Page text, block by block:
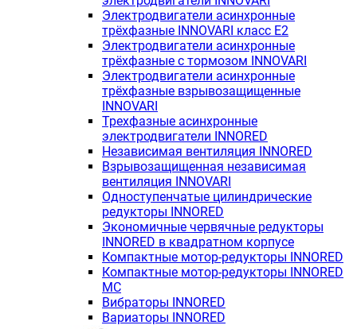
Электродвигатели асинхронные
трёхфазные INNOVARI класс E2
Электродвигатели асинхронные
трёхфазные с тормозом INNOVARI
Электродвигатели асинхронные
трёхфазные взрывозащищенные
INNOVARI
Трехфазные асинхронные
электродвигатели INNORED
Независимая вентиляция INNORED
Взрывозащищенная независимая
вентиляция INNOVARI
Одноступенчатые цилиндрические
редукторы INNORED
Экономичные червячные редукторы
INNORED в квадратном корпусе
Компактные мотор-редукторы INNORED
Компактные мотор-редукторы INNORED
MC
Вибраторы INNORED
Вариаторы INNORED